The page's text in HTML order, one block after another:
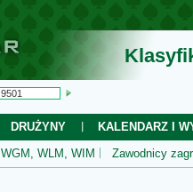
DRUŻYNY
KALENDARZ I
WGM, WLM, WIM Zawodnicy